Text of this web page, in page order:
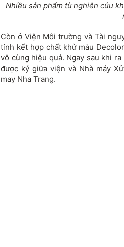
Nhiều sản phẩm từ nghiên cứu
Còn ở Viện Môi trường và Tài
tính kết hợp chất khử màu
vô cùng hiệu quả. Ngay sau khi
được ký giữa viện và Nhà máy
may Nha Trang.